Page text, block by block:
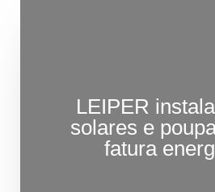
LEIPER
solares e
fatura